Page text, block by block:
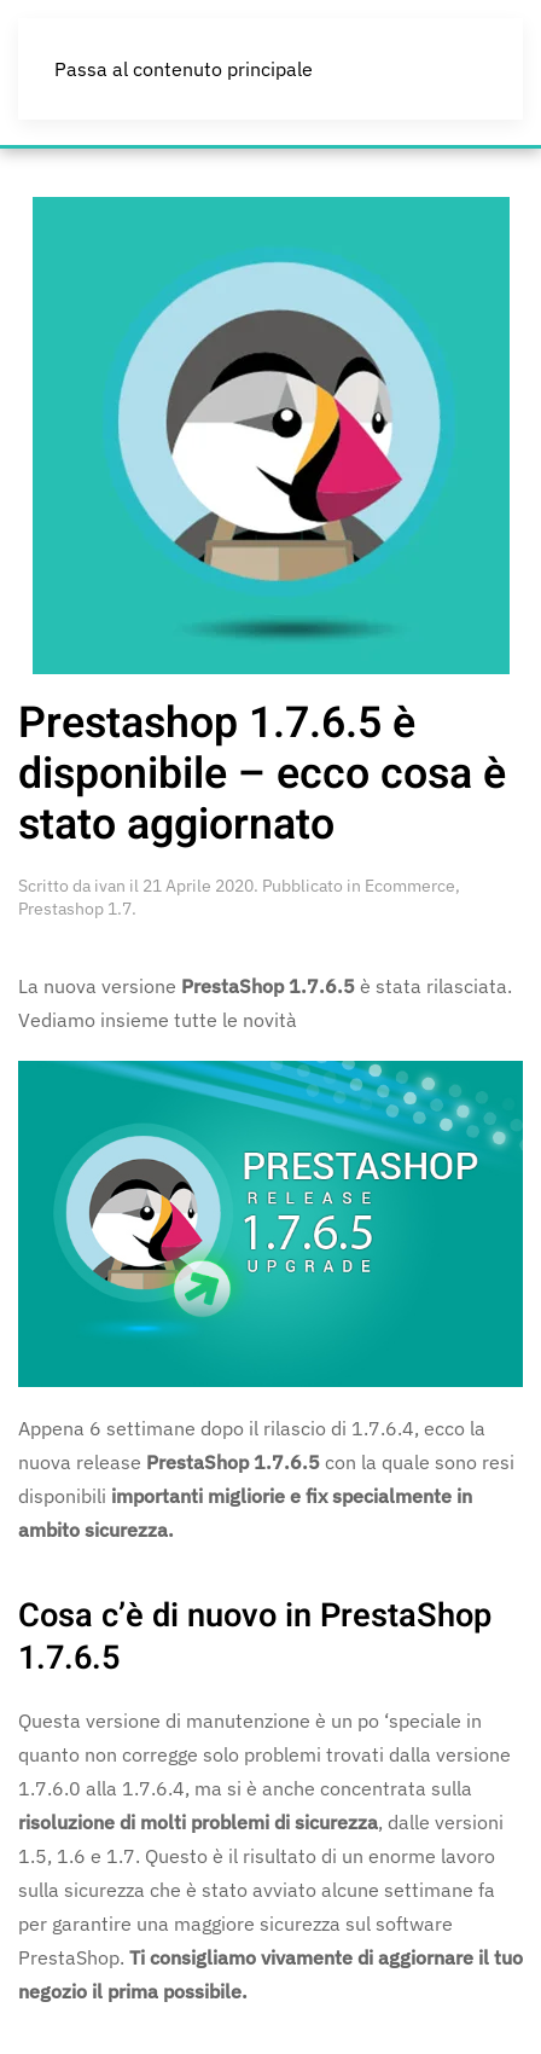
Passa al contenuto principale
Prestashop 1.7.6.5 è
disponibile – ecco cosa è
stato aggiornato
Scritto da ivan il 21 Aprile 2020. Pubblicato in Ecommerce,
Prestashop 1.7.
La nuova versione PrestaShop 1.7.6.5 è stata rilasciata.
Vediamo insieme tutte le novità
Appena 6 settimane dopo il rilascio di 1.7.6.4, ecco la
nuova release PrestaShop 1.7.6.5 con la quale sono resi
disponibili importanti migliorie e fix specialmente in
ambito sicurezza.
Cosa c’è di nuovo in PrestaShop
1.7.6.5
Questa versione di manutenzione è un po ‘speciale in
quanto non corregge solo problemi trovati dalla versione
1.7.6.0 alla 1.7.6.4, ma si è anche concentrata sulla
risoluzione di molti problemi di sicurezza, dalle versioni
1.5, 1.6 e 1.7. Questo è il risultato di un enorme lavoro
sulla sicurezza che è stato avviato alcune settimane fa
per garantire una maggiore sicurezza sul software
PrestaShop. Ti consigliamo vivamente di aggiornare il tuo
negozio il prima possibile.